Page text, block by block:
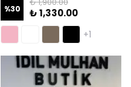
%30 ₺ 1,330.00
+1